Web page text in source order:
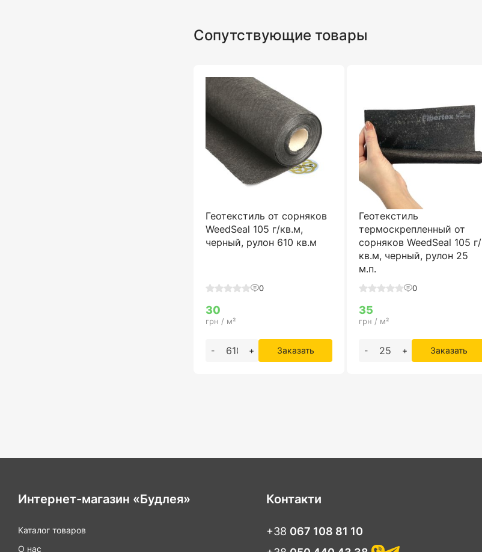
Сопутствующие товары
Геотекстиль от сорняков
WeedSeal 105 г/кв.м,
черный, рулон 610 кв.м
0
30
грн / м²
- + Заказать
Геотекстиль
термоскрепленный от
сорняков WeedSeal 105 г/
кв.м, черный, рулон 25
м.п.
0
35
грн / м²
- + Заказать
Интернет-магазин «Будлея»
Каталог товаров
О нас
Контакти
+38 067 108 81 10